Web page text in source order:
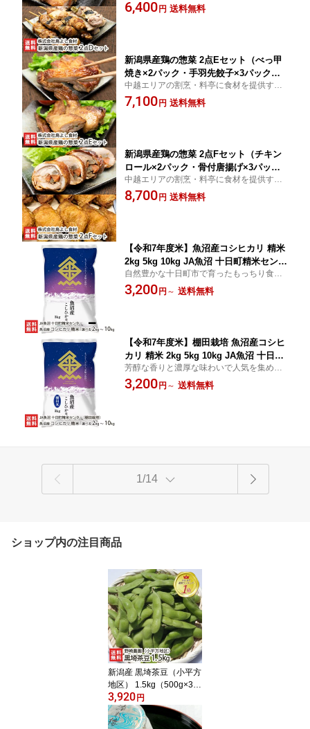
潟県産鶏使用/お惣菜/瞬間冷凍/惣菜詰め
株式会社鳥よし食材が手掛ける新潟県産鶏
のお惣菜です。
6,400 円 送料無料
新潟県産鶏の惣菜 2点Eセット（べっ甲
焼き×2パック・手羽先餃子×3パック）
株式会社鳥よし食材【新潟県産鶏使用/
お惣菜/瞬間冷凍/惣菜詰め合わせ/湯煎・
中越エリアの割烹・料亭に食材を提供する
株式会社鳥よし食材が手掛ける新潟県産鶏
のお惣菜です。
7,100 円 送料無料
新潟県産鶏の惣菜 2点Fセット（チキン
ロール×2パック・骨付唐揚げ×3パッ
ク）株式会社鳥よし食材【新潟県産鶏使
用/お惣菜/瞬間冷凍/惣菜詰め合わせ/湯
中越エリアの割烹・料亭に食材を提供する
株式会社鳥よし食材が手掛ける新潟県産鶏
のお惣菜です。
8,700 円 送料無料
【令和7年度米】魚沼産コシヒカリ 精米
2kg 5kg 10kg JA魚沼 十日町精米センタ
ー 新潟直送計画 こしひかり ライス お
米 新潟県 生産者直送 お取り寄せ ギフ
自然豊かな十日町市で育ったもっちり食感
が魅力の魚沼産コシヒカリ。炊き上がりの
香りの良さや甘み・旨味のあるコク深い味
3,200 円 ～ 送料無料
【令和7年度米】棚田栽培 魚沼産コシヒ
カリ 精米 2kg 5kg 10kg JA魚沼 十日町
精米センター 新潟直送計画 こしひかり
ライス お米 新潟県 生産者直送 お取り
芳醇な香りと濃厚な味わいで人気を集める
「棚田栽培」の魚沼産コシヒカリ。山々に
囲まれた、雪深く自然豊かな環境で、甘み
3,200 円 ～ 送料無料
1/14
ショップ内の注目商品
新潟産 黒埼茶豆（小平方
地区） 1.5kg（500g×3
袋）野崎農園 黒崎茶豆
くろさき茶豆 新鮮 枝豆
新潟県 生産者直送 お取
3,920 円